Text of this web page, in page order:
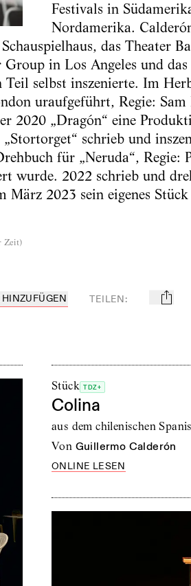
Festivals in
Nordamerika.
das Theater
in Los Angeles und
selbst inszenierte. Im
uraufgeführt, Regie:
2020 „Dragón“ eine
schrieb und
für „Neruda“, Regie:
wurde. 2022 schrieb und
2023 sein eigenes
Zeit)
TEILEN: mail
Stück TDZ+
Colina
aus dem chilenischen
von Guillermo Calderón
ONLINE LESEN